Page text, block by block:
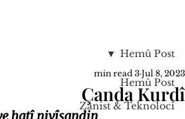
Hemû Post
Zanist & Teknolocî
Hemû Post
Çanda Kurdî
Jul 8, 2023
3 min read
hatî nivîsandin